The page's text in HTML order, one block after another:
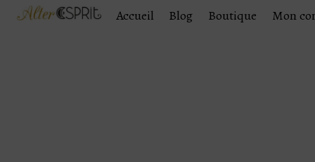
Accueil Blog Boutique Mon